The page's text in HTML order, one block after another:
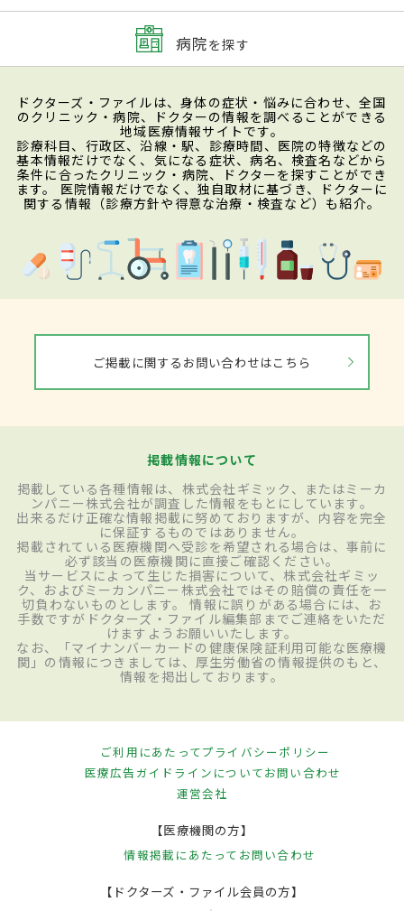
病院を探す
ドクターズ・ファイルは、身体の症状・悩みに合わせ、全国
のクリニック・病院、ドクターの情報を調べることができる
地域医療情報サイトです。
診療科目、行政区、沿線・駅、診療時間、医院の特徴などの
基本情報だけでなく、気になる症状、病名、検査名などから
条件に合ったクリニック・病院、ドクターを探すことができ
ます。 医院情報だけでなく、独自取材に基づき、ドクターに
関する情報（診療方針や得意な治療・検査など）も紹介。
ご掲載に関するお問い合わせはこちら
掲載情報について
掲載している各種情報は、株式会社ギミック、またはミーカ
ンパニー株式会社が調査した情報をもとにしています。
出来るだけ正確な情報掲載に努めておりますが、内容を完全
に保証するものではありません。
掲載されている医療機関へ受診を希望される場合は、事前に
必ず該当の医療機関に直接ご確認ください。
当サービスによって生じた損害について、株式会社ギミッ
ク、およびミーカンパニー株式会社ではその賠償の責任を一
切負わないものとします。 情報に誤りがある場合には、お
手数ですがドクターズ・ファイル編集部までご連絡をいただ
けますようお願いいたします。
なお、「マイナンバーカードの健康保険証利用可能な医療機
関」の情報につきましては、厚生労働省の情報提供のもと、
情報を掲出しております。
ご利用にあたってプライバシーポリシー
医療広告ガイドラインについてお問い合わせ
運営会社
【医療機関の方】
情報掲載にあたって お問い合わせ
【ドクターズ・ファイル会員の方】